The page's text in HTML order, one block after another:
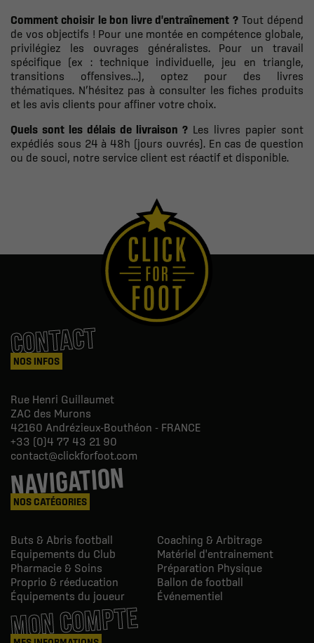
Comment choisir le bon livre d'entraînement ?Tout dépend
de vos objectifs ! Pour une montée en compétence globale,
privilégiez les ouvrages généralistes. Pour un travail
spécifique (ex : technique individuelle, jeu en triangle,
transitions offensives…), optez pour des livres
thématiques. N’hésitez pas à consulter les fiches produits
et les avis clients pour affiner votre choix.
Quels sont les délais de livraison ? Les livres papier sont
expédiés sous 24 à 48h (jours ouvrés). En cas de question
ou de souci, notre service client est réactif et disponible.
CONTACT
NOS INFOS
Rue Henri Guillaumet
ZAC des Murons
42160 Andrézieux-Bouthéon - FRANCE
+33 (0)4 77 43 21 90
contact@clickforfoot.com
NAVIGATION
NOS CATÉGORIES
Buts & Abris football
Coaching & Arbitrage
Equipements du Club
Matériel d'entrainement
Pharmacie & Soins
Préparation Physique
Proprio & réeducation
Ballon de football
Équipements du joueur
Événementiel
MON COMPTE